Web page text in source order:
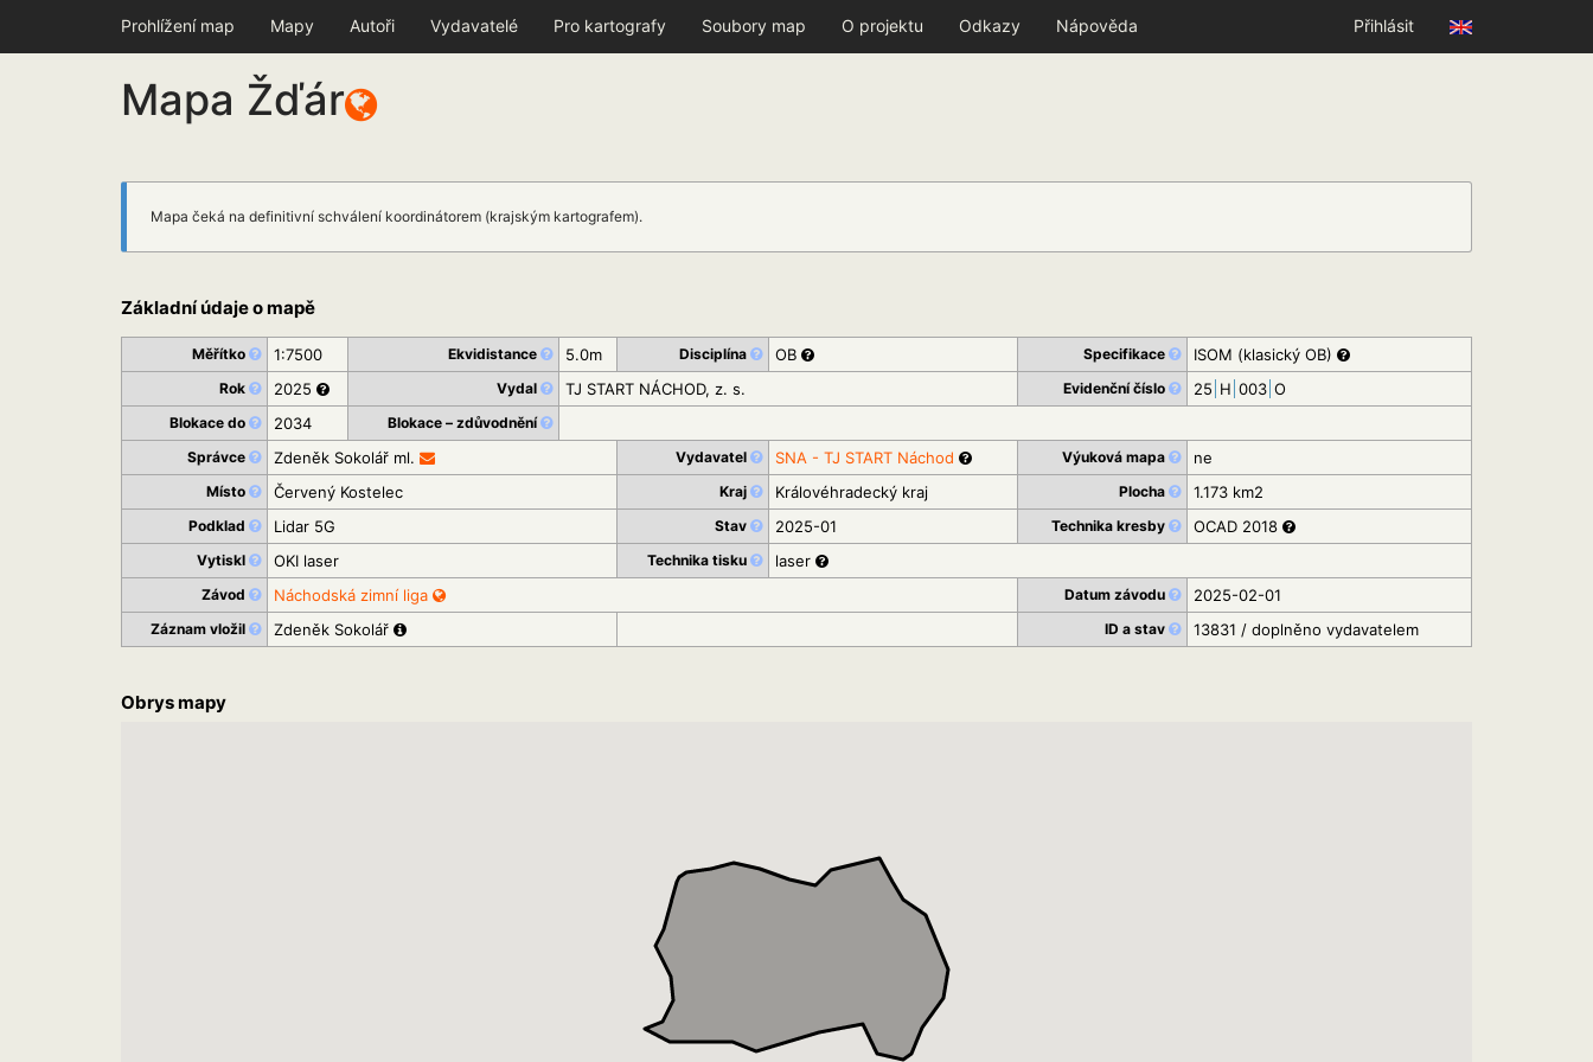
Prohlížení map Mapy Autoři Vydavatelé Pro kartografy Soubory map O projektu Odkazy Nápověda Přihlásit
Mapa Žďár
Mapa čeká na definitivní schválení koordinátorem (krajským kartografem).
Základní údaje o mapě
Měřítko 1:7500 Ekvidistance 5.0m Disciplína OB Specifikace ISOM (klasický OB)
Rok 2025 Vydal TJ START NÁCHOD, z. s. Evidenční číslo 25 H 003 O
Blokace do 2034
Blokace – zdůvodnění
Správce
Zdeněk Sokolář ml. Vydavatel SNA - TJ START Náchod Výuková mapa ne
Místo Červený Kostelec Kraj Královéhradecký kraj Plocha 1.173 km2
Podklad Lidar 5G Stav 2025-01 Technika kresby OCAD 2018
Vytiskl OKI laser Technika tisku laser
Závod Náchodská zimní liga Datum závodu 2025-02-01
Záznam vložil Zdeněk Sokolář ID a stav 13831 / doplněno vydavatelem
Obrys mapy